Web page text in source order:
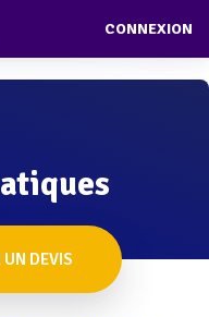
CONNEXION
UN DEVIS